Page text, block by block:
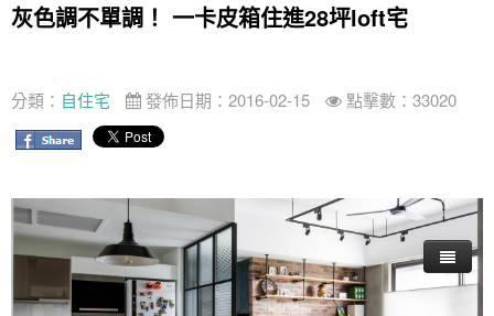
灰色調不單調！ 一卡皮箱住進28坪loft宅
分類： 自住宅 發佈日期：2016-02-15 點擊數：33020